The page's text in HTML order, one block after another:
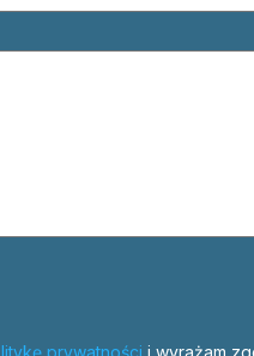
prywatności i wyrażam